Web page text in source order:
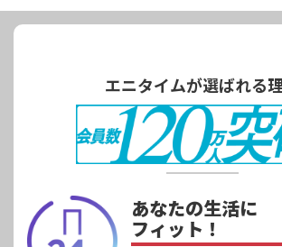
エニタイムが選ばれる
あなたの生活に
フィット！